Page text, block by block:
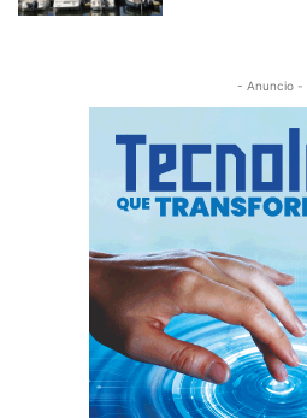
- Anuncio -